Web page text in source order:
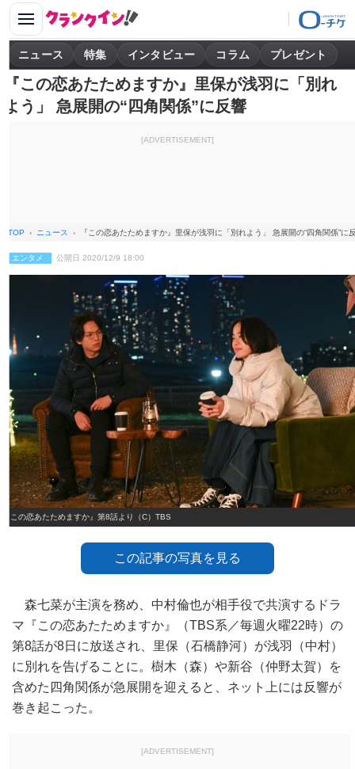
ニュース 特集 インタビュー コラム プレゼント
『この恋あたためますか』里保が浅羽に「別れ
よう」 急展開の“四角関係”に反響
[ADVERTISEMENT]
TOP ニュース 『この恋あたためますか』里保が浅羽に「別れよう」 急展開の“四角関係”に
エンタメ 公開日 2020/12/9 18:00
『この恋あたためますか』第8話より（C）TBS
この記事の写真を見る
森七菜が主演を務め、中村倫也が相手役で共演するドラ
マ『この恋あたためますか』（TBS系／毎週火曜22時）の
第8話が8日に放送され、里保（石橋静河）が浅羽（中村）
に別れを告げることに。樹木（森）や新谷（仲野太賀）を
含めた四角関係が急展開を迎えると、ネット上には反響が
巻き起こった。
[ADVERTISEMENT]